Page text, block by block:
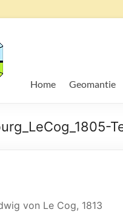
Home Geomantie
von Le Cog, 1813